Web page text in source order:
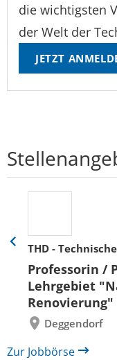
die wichtigsten
der Welt der
JETZT
THD -
Professorin /
Lehrgebiet
Renovierung"
Deggendorf
Eine
zurück
Zur Jobbörse